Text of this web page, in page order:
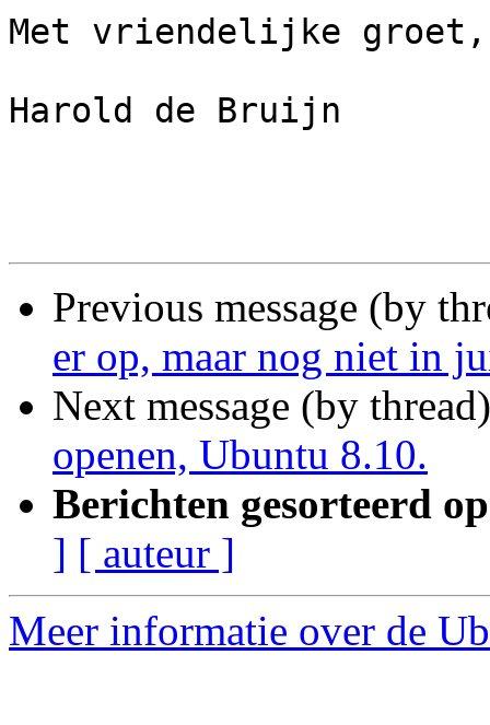
Met vriendelijke groet,
Harold de Bruijn
Previous message (by
er op, maar nog niet in
Next message (by
openen, Ubuntu 8.10.
Berichten gesorteerd
] [ auteur ]
Meer informatie over de